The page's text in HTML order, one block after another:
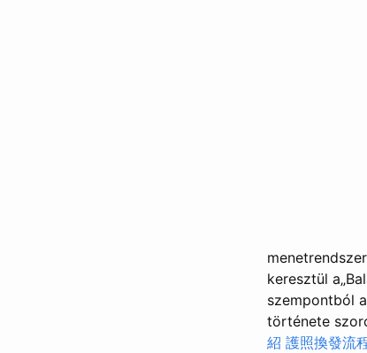
keresztül
szempontból
története
紹 護照換發流